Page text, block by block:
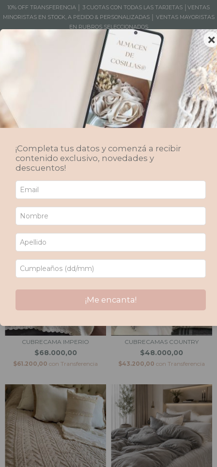
10% OFF TRANSFERENCIA │ 3 CUOTAS CON TODAS LAS TARJETAS │VENTAS
MINORISTAS EN STOCK, A PEDIDO & PERSONALIZADAS │ VENTAS MAYORISTAS
EN RUBROS SELECCIONADOS
0
Covers/Edredones
Cubrecamas, edredones. Confección a pedido y stock inmediato en Twin,
Queen y King. Dale calidez a tu descanso
Inicio / Productos / Decoración Textil / Dormitorio
Covers/Edredones
Ordenar por
FILTRAR
CUBRECAMA IMPERIO
$68.000,00
$61.200,00 con Transferencia
CUBRECAMAS COUNTRY
$48.000,00
$43.200,00 con Transferencia
×
¡Completa tus datos y comenzá a recibir
contenido exclusivo, novedades y
descuentos!
¡Me encanta!